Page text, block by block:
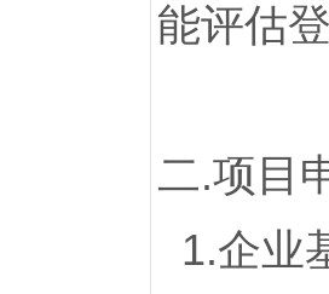
能评估
二.项目
1.企业